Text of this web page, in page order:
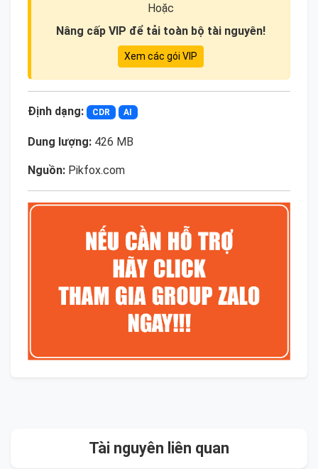
Hoặc
Nâng cấp VIP để tải toàn bộ tài nguyên!
Xem các gói VIP
Định dạng: CDR AI
Dung lượng: 426 MB
Nguồn: Pikfox.com
Tài nguyên liên quan